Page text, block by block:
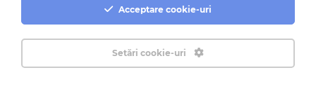
Acceptare cookie-uri
Setări cookie-uri